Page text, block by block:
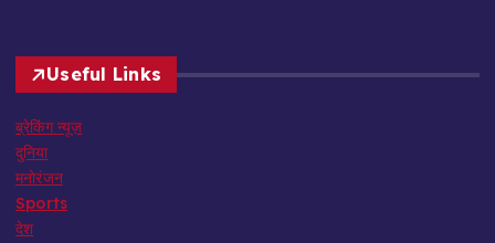
Useful Links
ब्रेकिंग न्यूज़
दुनिया
मनोरंजन
Sports
देश